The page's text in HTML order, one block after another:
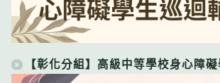
【彰化分組】高級中等學校身心障